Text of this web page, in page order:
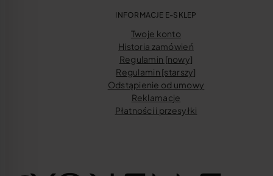
INFORMACJE E-SKLEP
Twoje konto
Historia zamówień
Regulamin [nowy]
Regulamin [starszy]
Odstąpienie od umowy
Reklamacje
Płatności i przesyłki